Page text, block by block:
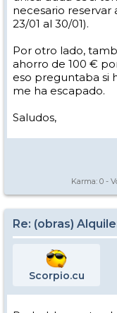
necesario reservar
23/01 al 30/01).
Por otro lado,
ahorro de 100 €
eso preguntaba si
me ha escapado.
Saludos,
Karma: 0 -
Re: (obras)
Scorpio.cu